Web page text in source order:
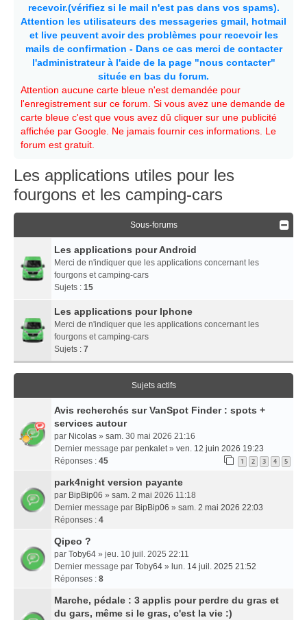
recevoir.(vérifiez si le mail n'est pas dans vos spams).
Attention les utilisateurs des messageries gmail, hotmail
et live peuvent avoir des problèmes pour recevoir les
mails de confirmation - Dans ce cas merci de contacter
l'administrateur à l'aide de la page "nous contacter"
située en bas du forum.
Attention aucune carte bleue n'est demandée pour
l'enregistrement sur ce forum. Si vous avez une demande de
carte bleue c'est que vous avez dû cliquer sur une publicité
affichée par Google. Ne jamais fournir ces informations. Le
forum est gratuit.
Les applications utiles pour les
fourgons et les camping-cars
Sous-forums
Les applications pour Android
Merci de n'indiquer que les applications concernant les
fourgons et camping-cars
Sujets : 15
Les applications pour Iphone
Merci de n'indiquer que les applications concernant les
fourgons et camping-cars
Sujets : 7
Sujets actifs
Avis recherchés sur VanSpot Finder : spots +
services autour
par Nicolas » sam. 30 mai 2026 21:16
Dernier message par penkalet» ven. 12 juin 2026 19:23
Réponses : 45 1 2 3 4 5
park4night version payante
par BipBip06 » sam. 2 mai 2026 11:18
Dernier message par BipBip06 » sam. 2 mai 2026 22:03
Réponses : 4
Qipeo ?
par Toby64 » jeu. 10 juil. 2025 22:11
Dernier message par Toby64 » lun. 14 juil. 2025 21:52
Réponses : 8
Marche, pédale : 3 applis pour perdre du gras et
du gars, même si le gras, c'est la vie :)